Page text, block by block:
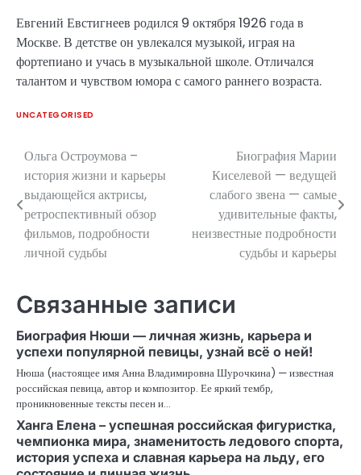
Евгений Евстигнеев родился 9 октября 1926 года в
Москве. В детстве он увлекался музыкой, играя на
фортепиано и учась в музыкальной школе. Отличался
талантом и чувством юмора с самого раннего возраста.
UNCATEGORISED
Навигация
по
записям
Ольга Остроумова –
история жизни и карьеры
выдающейся актрисы,
ретроспективный обзор
фильмов, подробности
личной судьбы
Биография Марии
Киселевой — ведущей
слабого звена — самые
удивительные факты,
неизвестные подробности
судьбы и карьеры
Связанные записи
Биография Нюши — личная жизнь, карьера и
успехи популярной певицы, узнай всё о ней!
Нюша (настоящее имя Анна Владимировна Шурочкина) — известная
российская певица, автор и композитор. Ее яркий тембр,
проникновенные тексты песен и…
Ханга Елена – успешная российская фигуристка,
чемпионка мира, знаменитость ледового спорта,
история успеха и славная карьера на льду, его